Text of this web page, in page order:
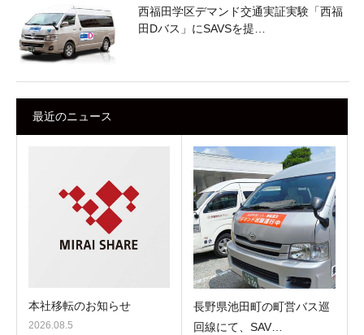
西福田学区デマンド交通実証実験「西福
田Dバス」にSAVSを提…
最近のニュース
本社移転のお知らせ
2026.08.5
長野県池田町の町営バス巡
回線にて、SAV…